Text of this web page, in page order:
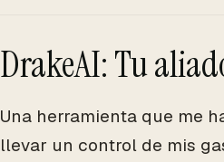
DrakeAI: Tu
Una herramienta que me
llevar un control de mis